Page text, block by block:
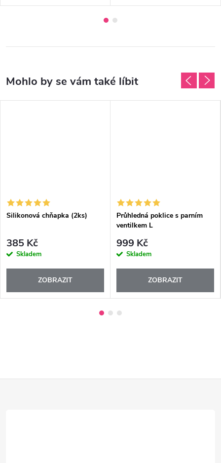
Silikonová chňapka (2ks)
385 Kč
Skladem
ZOBRAZIT
Průhledná poklice s parním
ventilkem L
999 Kč
Skladem
ZOBRAZIT